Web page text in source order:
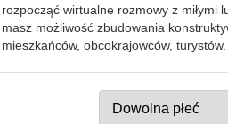
rozpocząć wirtualne rozmowy z
masz możliwość zbudowania
mieszkańców, obcokrajowców, turystów.